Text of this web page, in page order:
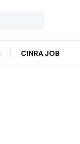
CINRA JOB